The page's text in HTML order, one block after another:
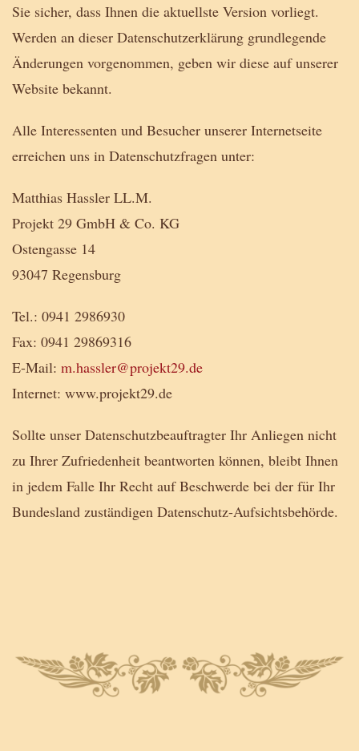
Sie sicher, dass Ihnen die aktuellste Version vorliegt.
Werden an dieser Datenschutzerklärung grundlegende
Änderungen vorgenommen, geben wir diese auf unserer
Website bekannt.
Alle Interessenten und Besucher unserer Internetseite
erreichen uns in Datenschutzfragen unter:
Matthias Hassler LL.M.
Projekt 29 GmbH & Co. KG
Ostengasse 14
93047 Regensburg
Tel.: 0941 2986930
Fax: 0941 29869316
E-Mail: m.hassler@projekt29.de
Internet: www.projekt29.de
Sollte unser Datenschutzbeauftragter Ihr Anliegen nicht
zu Ihrer Zufriedenheit beantworten können, bleibt Ihnen
in jedem Falle Ihr Recht auf Beschwerde bei der für Ihr
Bundesland zuständigen Datenschutz-Aufsichtsbehörde.